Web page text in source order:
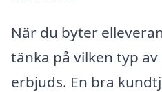
När du byter
tänka på vilken typ
erbjuds. En bra